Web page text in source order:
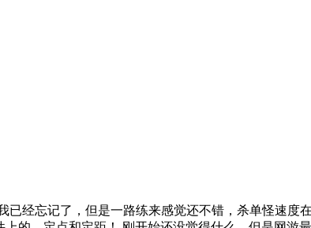
经忘记了，但是一路练来感觉还不错，杀单怪速